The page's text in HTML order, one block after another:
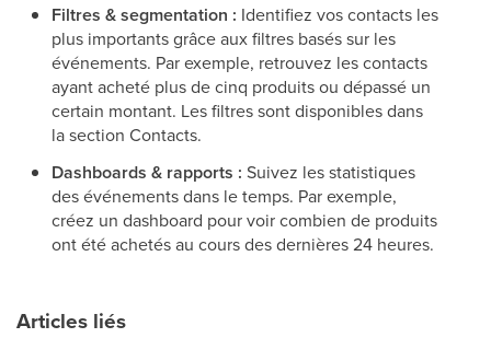
Filtres & segmentation : Identifiez vos contacts les
plus importants grâce aux filtres basés sur les
événements. Par exemple, retrouvez les contacts
ayant acheté plus de cinq produits ou dépassé un
certain montant. Les filtres sont disponibles dans
la section Contacts.
Dashboards & rapports : Suivez les statistiques
des événements dans le temps. Par exemple,
créez un dashboard pour voir combien de produits
ont été achetés au cours des dernières 24 heures.
Articles liés